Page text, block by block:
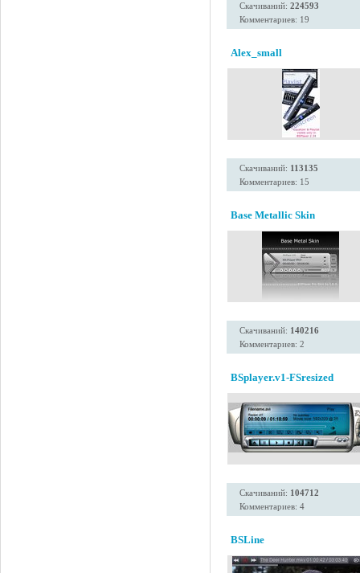
Скачиваний: 224593
Комментариев: 19
Alex_small
Скачиваний: 113135
Комментариев: 15
Base Metallic Skin
Скачиваний: 140216
Комментариев: 2
BSplayer.v1-FSresized
Скачиваний: 104712
Комментариев: 4
BSLine